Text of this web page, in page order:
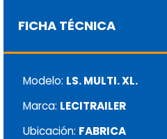
FICHA TÉCNICA
Modelo: LS. MULTI. XL.
Marca: LECITRAILER
Ubicación: FABRICA